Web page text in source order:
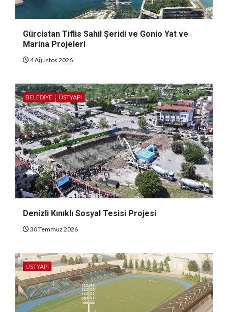
Gürcistan Tiflis Sahil Şeridi ve Gonio Yat ve
Marina Projeleri
4 Ağustos 2026
BELEDIYE ÜSTYAPI
Denizli Kınıklı Sosyal Tesisi Projesi
30 Temmuz 2026
ÜSTYAPI